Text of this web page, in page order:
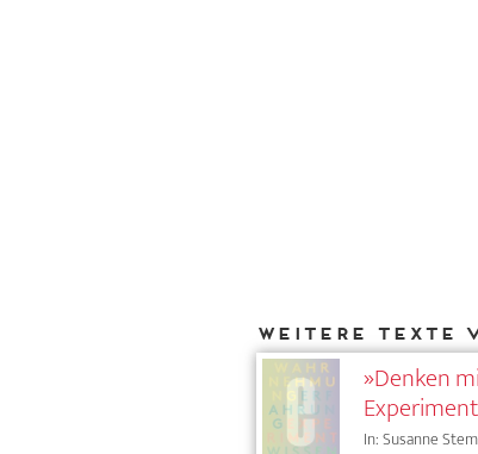
Weitere Texte
»Denken
Experiment
In: Susanne